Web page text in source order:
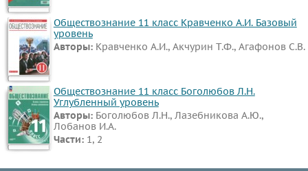
Астрономия
Испанский
язык
Казахский
язык
ВИДЕОРЕШЕНИЯ
Обществознание 11 класс Кравченко А.И. Базовый
уровень
Авторы: Кравченко А.И., Акчурин Т.Ф., Агафонов С.В.
Обществознание 11 класс Боголюбов Л.Н.
Углубленный уровень
Авторы: Боголюбов Л.Н., Лазебникова А.Ю.,
Лобанов И.А.
Части: 1, 2